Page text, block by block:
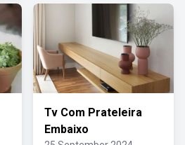
Tv Com Prateleira
Embaixo